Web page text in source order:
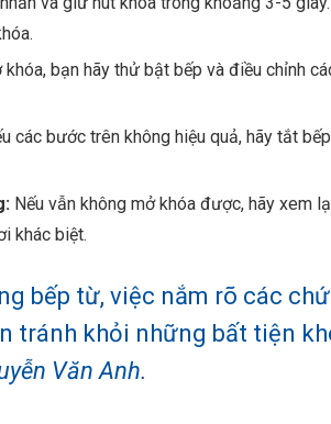
khóa, bạn hãy thử bật bếp và điều chỉnh
các bước trên không hiệu quả, hãy tắt
Nếu vẫn không mở khóa được, hãy xem
khác biệt.
bếp từ, việc nắm rõ các
tránh khỏi những bất tiện
Văn Anh.